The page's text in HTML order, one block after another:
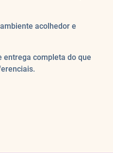
acolhedor e
entrega completa do que